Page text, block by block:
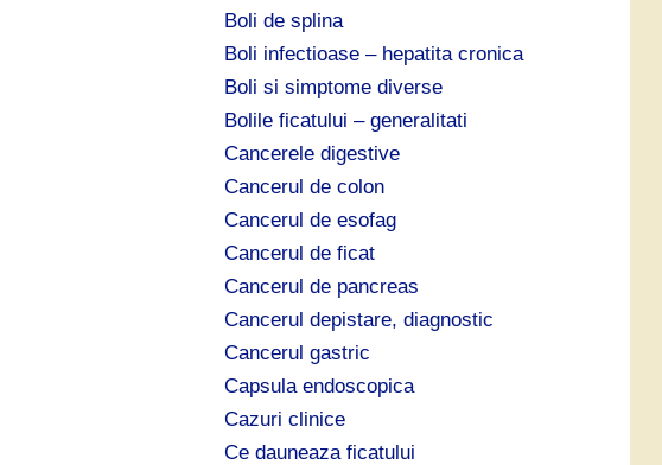
Boli de splina
Boli infectioase – hepatita cronica
Boli si simptome diverse
Bolile ficatului – generalitati
Cancerele digestive
Cancerul de colon
Cancerul de esofag
Cancerul de ficat
Cancerul de pancreas
Cancerul depistare, diagnostic
Cancerul gastric
Capsula endoscopica
Cazuri clinice
Ce dauneaza ficatului